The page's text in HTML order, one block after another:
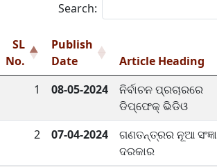
Search:
SL
No.
Publish
Date
Article Heading
1
08-05-2024
ନିର୍ବାଚନ ପ୍ରଚାରରେ
ଡିପ୍‌ଫେକ୍ ଭିଡିଓ
2
07-04-2024
ଗଣତନ୍ତ୍ରର ନୂଆ ସଂଜ୍ଞା
ଦରକାର